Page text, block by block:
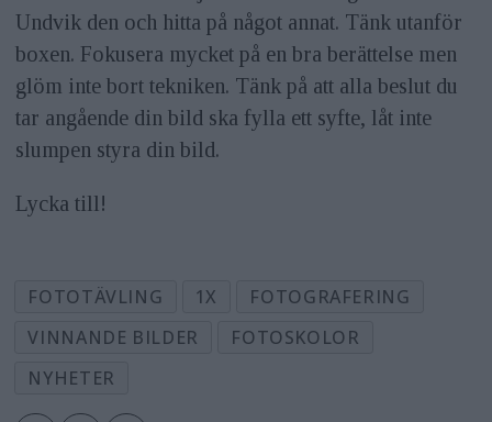
Undvik den och hitta på något annat. Tänk utanför
boxen. Fokusera mycket på en bra berättelse men
glöm inte bort tekniken. Tänk på att alla beslut du
tar angående din bild ska fylla ett syfte, låt inte
slumpen styra din bild.
Lycka till!
FOTOTÄVLING 1X
FOTOGRAFERING
VINNANDE BILDER
FOTOSKOLOR
NYHETER